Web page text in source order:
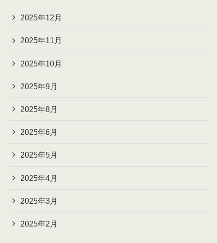
2025年12月
2025年11月
2025年10月
2025年9月
2025年8月
2025年6月
2025年5月
2025年4月
2025年3月
2025年2月